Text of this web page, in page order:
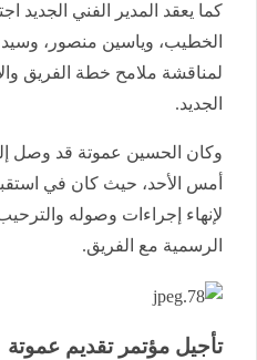
كما يعقد المدير الفني الجديد
الخطيب، وياسين منصور،
لمناقشة ملامح خطة الفريق
الجديد.
وكان الحسين عموتة قد وصل
أمس الأحد، حيث كان في
لإنهاء إجراءات وصوله
الرسمية مع الفريق.
تأجيل مؤتمر تقديم عموتة